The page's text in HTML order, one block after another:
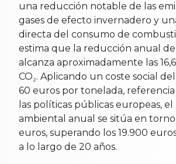
una reducción notable de las
gases de efecto invernadero y
directa del consumo de
estima que la reducción anual de
alcanza aproximadamente las
CO₂. Aplicando un coste social
60 euros por tonelada,
las políticas públicas europeas,
ambiental anual se sitúa en torno
euros, superando los 19.900
a lo largo de 20 años.